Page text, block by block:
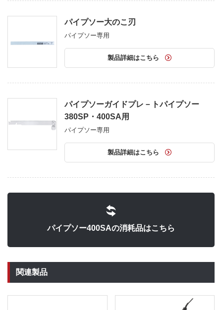
パイプソー大のこ刃
パイプソー専用
製品詳細はこちら
パイプソーガイドプレ－トパイプソー
380SP・400SA用
パイプソー専用
製品詳細はこちら
パイプソー400SAの消耗品はこちら
関連製品